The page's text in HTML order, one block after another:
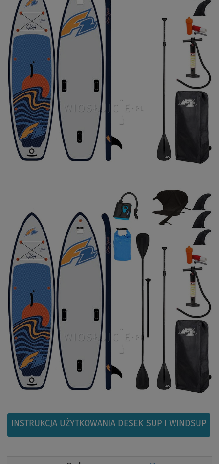
INSTRUKCJA UŻYTKOWANIA DESEK SUP I WINDSUP